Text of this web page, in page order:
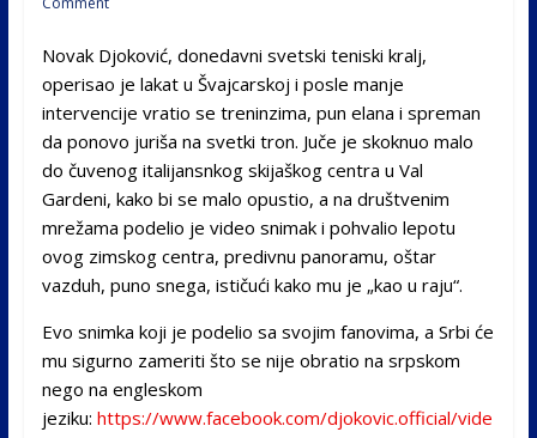
Novak Djoković, donedavni svetski teniski kralj,
operisao je lakat u Švajcarskoj i posle manje
intervencije vratio se treninzima, pun elana i spreman
da ponovo juriša na svetki tron. Juče je skoknuo malo
do čuvenog italijansnkog skijaškog centra u Val
Gardeni, kako bi se malo opustio, a na društvenim
mrežama podelio je video snimak i pohvalio lepotu
ovog zimskog centra, predivnu panoramu, oštar
vazduh, puno snega, ističući kako mu je „kao u raju“.
Evo snimka koji je podelio sa svojim fanovima, a Srbi će
mu sigurno zameriti što se nije obratio na srpskom
nego na engleskom
jeziku: https://www.facebook.com/djokovic.official/vide